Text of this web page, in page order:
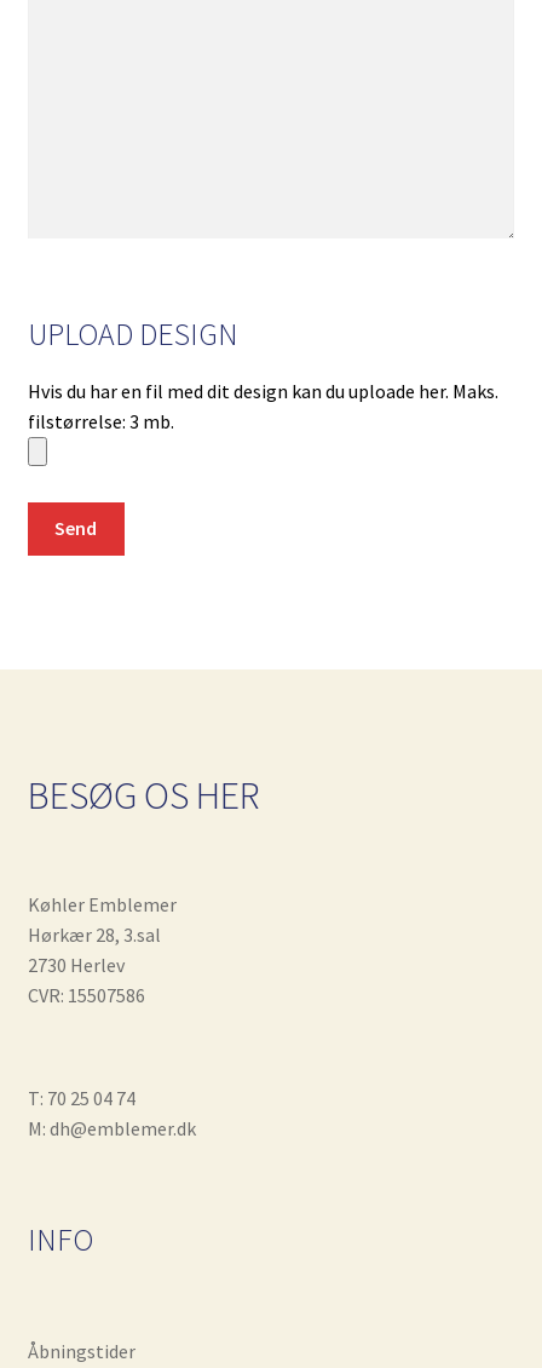
UPLOAD DESIGN
Hvis du har en fil med dit design kan du uploade her. Maks.
filstørrelse: 3 mb.
BESØG OS HER
Køhler Emblemer
Hørkær 28, 3.sal
2730 Herlev
CVR: 15507586
T: 70 25 04 74
M: dh@emblemer.dk
INFO
Åbningstider